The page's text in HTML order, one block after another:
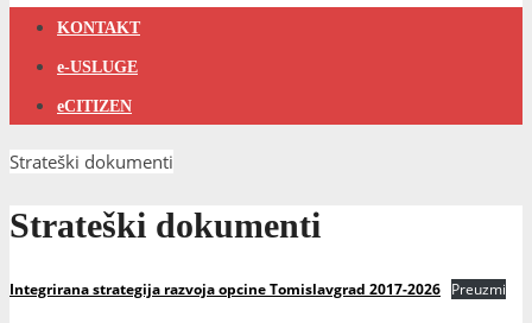
KONTAKT
e-USLUGE
eCITIZEN
Strateški dokumenti
Strateški dokumenti
Integrirana strategija razvoja opcine Tomislavgrad 2017-2026 Preuzmi